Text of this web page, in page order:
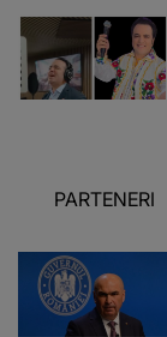
PARTENERI